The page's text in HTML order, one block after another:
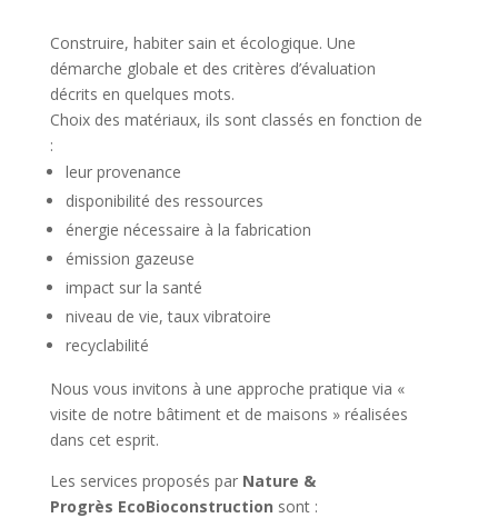
Construire, habiter sain et écologique. Une
démarche globale et des critères d’évaluation
décrits en quelques mots.
Choix des matériaux, ils sont classés en fonction de
:
leur provenance
disponibilité des ressources
énergie nécessaire à la fabrication
émission gazeuse
impact sur la santé
niveau de vie, taux vibratoire
recyclabilité
Nous vous invitons à une approche pratique via «
visite de notre bâtiment et de maisons » réalisées
dans cet esprit.
Les services proposés par Nature &
Progrès EcoBioconstruction sont :